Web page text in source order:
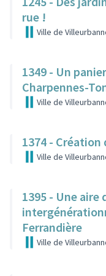
rue !
Ville de
1349 - Un
Charpennes-
Ville de
1374 -
Ville de
1395 - Une aire
Ferrandière
Ville de